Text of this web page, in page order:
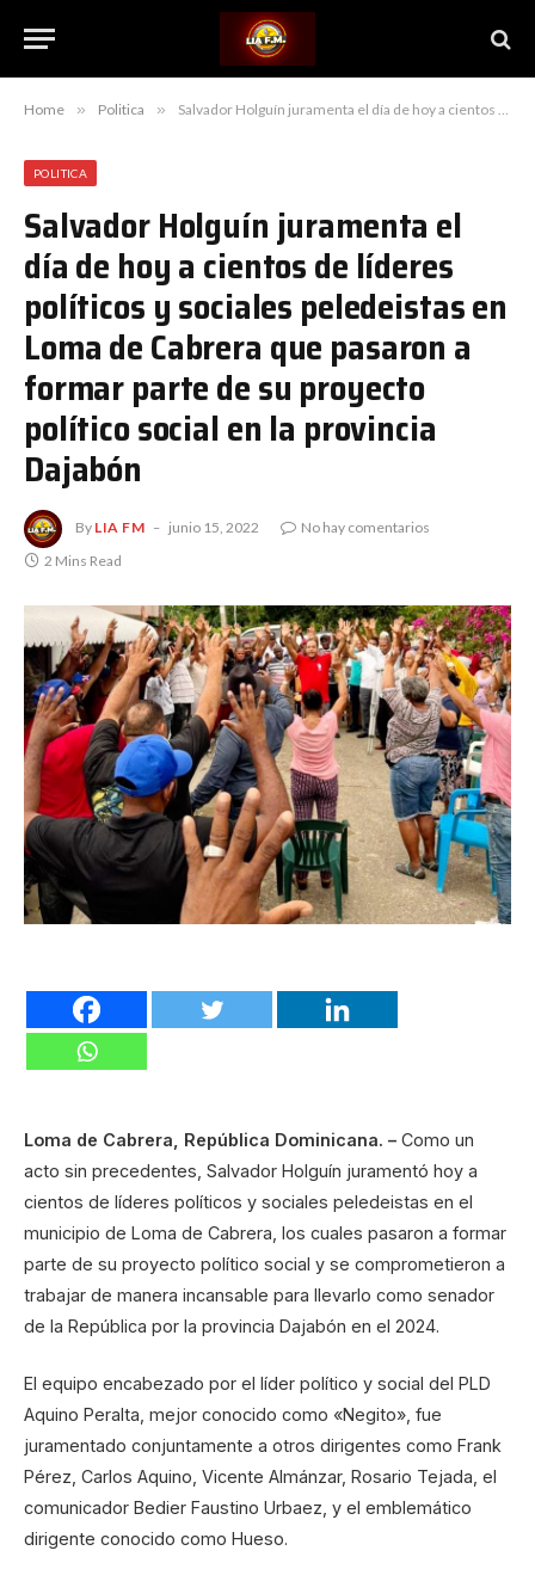
Home » Politica » Salvador Holguín juramenta el día de hoy a cientos de líderes políticos y sociales peledeistas en Loma de Cabrera que pasaron a formar parte de su proyecto político social en la provincia Dajabón
POLITICA
Salvador Holguín juramenta el
día de hoy a cientos de líderes
políticos y sociales peledeistas en
Loma de Cabrera que pasaron a
formar parte de su proyecto
político social en la provincia
Dajabón
By LIA FM junio 15, 2022
No hay comentarios
2 Mins Read
Loma de Cabrera, República Dominicana. – Como un
acto sin precedentes, Salvador Holguín juramentó hoy a
cientos de líderes políticos y sociales peledeistas en el
municipio de Loma de Cabrera, los cuales pasaron a formar
parte de su proyecto político social y se comprometieron a
trabajar de manera incansable para llevarlo como senador
de la República por la provincia Dajabón en el 2024.
El equipo encabezado por el líder político y social del PLD
Aquino Peralta, mejor conocido como «Negito», fue
juramentado conjuntamente a otros dirigentes como Frank
Pérez, Carlos Aquino, Vicente Almánzar, Rosario Tejada, el
comunicador Bedier Faustino Urbaez, y el emblemático
dirigente conocido como Hueso.